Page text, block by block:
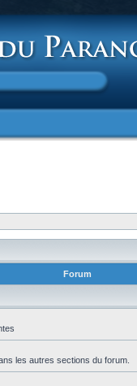
Forum
les autres sections du forum.